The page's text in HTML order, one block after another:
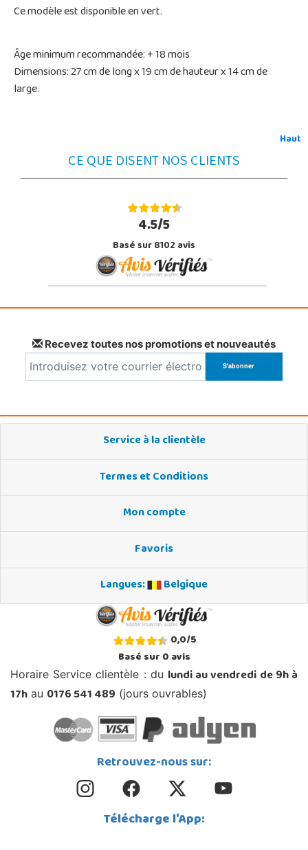
Ce modèle est disponible en vert.
Âge minimum recommandée: + 18 mois
Dimensions: 27 cm de long x 19 cm de hauteur x 14 cm de
large.
Haut
CE QUE DISENT NOS CLIENTS
4.5/5
Basé sur 8102 avis
Recevez toutes nos promotions et nouveautés
Service à la clientèle
Termes et Conditions
Mon compte
Favoris
Langues:
Belgique
0,0/5
Basé sur0avis
Horaire Service clientèle : du lundi au vendredi de 9h à
17h au 0176 541 489 (jours ouvrables)
Retrouvez-nous sur:
Télécharge l'App: